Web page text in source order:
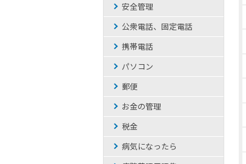
安全管理
公衆電話、固定電話
携帯電話
パソコン
郵便
お金の管理
税金
病気になったら